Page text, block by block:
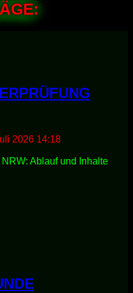
2026 14:18
Ablauf und Inhalte